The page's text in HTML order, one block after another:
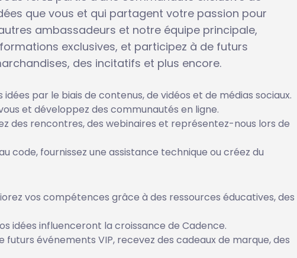
que vous et qui partagent votre passion pour
ambassadeurs et notre équipe principale,
exclusives, et participez à de futurs
des incitatifs et plus encore.
par le biais de contenus, de vidéos et de médias sociaux.
et développez des communautés en ligne.
des rencontres, des webinaires et représentez-nous lors de
code, fournissez une assistance technique ou créez du
vos compétences grâce à des ressources éducatives, des
idées influenceront la croissance de Cadence.
futurs événements VIP, recevez des cadeaux de marque, des